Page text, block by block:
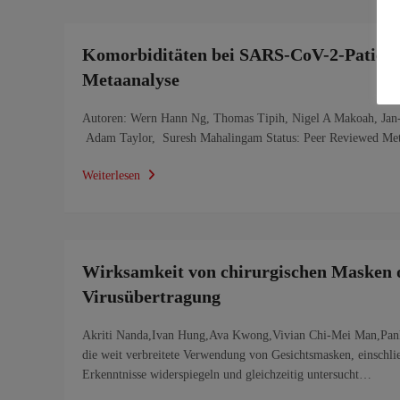
Komorbiditäten bei SARS-CoV-2-
Metaanalyse
Autoren: Wern Hann Ng, Thomas Tipih, Nigel A Makoah,
Adam Taylor, Suresh Mahalingam Status: Peer Reviewed
Weiterlesen
Wirksamkeit von chirurgischen Masken
Virusübertragung
Akriti Nanda,Ivan Hung,Ava Kwong,Vivian Chi-Mei
die weit verbreitete Verwendung von Gesichtsmasken,
Erkenntnisse widerspiegeln und gleichzeitig untersucht…